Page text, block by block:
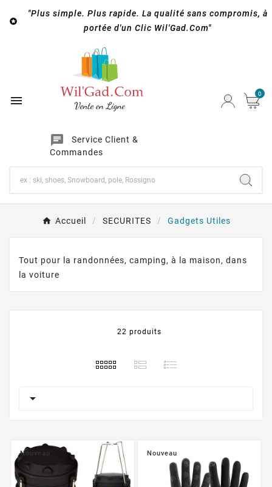

"Plus simple. Plus rapide. La qualité sans compromis, à
portée d'un Clic Wil'Gad.Com"

chat
Service Client &
Commandes
0
Accueil SECURITES Gadgets Utiles
Tout pour la randonnées, camping, à la maison, dans
la voiture
22 produits

Nouveau Nouveau